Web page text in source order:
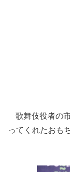
歌舞伎役者の
ってくれたおも